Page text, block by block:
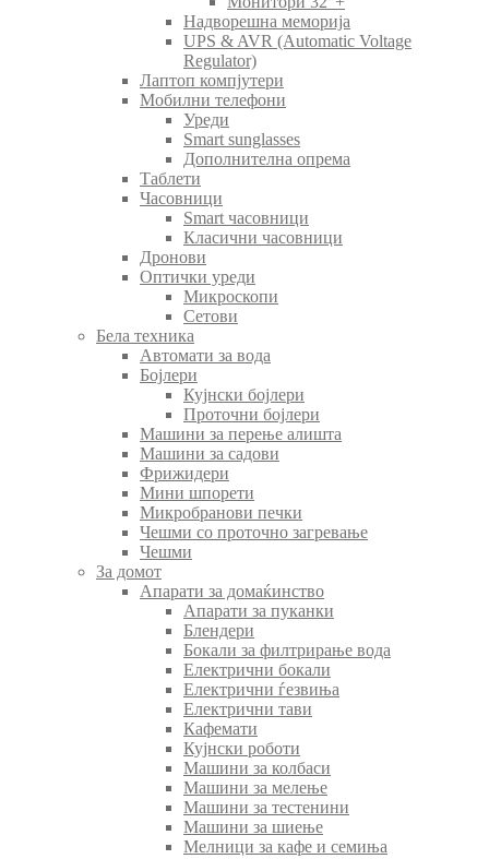
Надворешна меморија
UPS & AVR (Automatic Voltage
Regulator)
Лаптоп компјутери
Мобилни телефони
Уреди
Smart sunglasses
Дополнителна опрема
Таблети
Часовници
Smart часовници
Класични часовници
Дронови
Оптички уреди
Микроскопи
Сетови
Бела техника
Автомати за вода
Бојлери
Кујнски бојлери
Проточни бојлери
Машини за перење алишта
Машини за садови
Фрижидери
Мини шпорети
Микробранови печки
Чешми со проточно загревање
Чешми
За домот
Апарати за домаќинство
Апарати за пуканки
Блендери
Бокали за филтрирање вода
Електрични бокали
Електрични ѓезвиња
Електрични тави
Кафемати
Кујнски роботи
Машини за колбаси
Машини за мелење
Машини за тестенини
Машини за шиење
Мелници за кафе и семиња